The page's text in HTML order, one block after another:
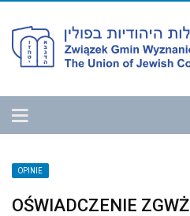
OPINIE
OŚWIADCZENIE ZGWŻ